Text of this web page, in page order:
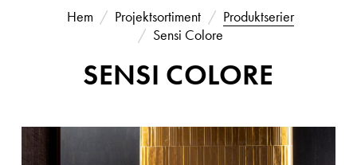
Hem Projektsortiment
Produktserier
Sensi Colore
SENSI COLORE